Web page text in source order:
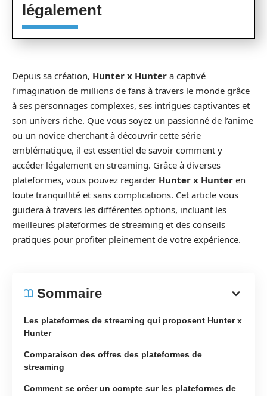
légalement
Depuis sa création, Hunter x Hunter a captivé
l’imagination de millions de fans à travers le monde grâce
à ses personnages complexes, ses intrigues captivantes et
son univers riche. Que vous soyez un passionné de l’anime
ou un novice cherchant à découvrir cette série
emblématique, il est essentiel de savoir comment y
accéder légalement en streaming. Grâce à diverses
plateformes, vous pouvez regarder Hunter x Hunter en
toute tranquillité et sans complications. Cet article vous
guidera à travers les différentes options, incluant les
meilleures plateformes de streaming et des conseils
pratiques pour profiter pleinement de votre expérience.
Sommaire
Les plateformes de streaming qui proposent Hunter x
Hunter
Comparaison des offres des plateformes de
streaming
Comment se créer un compte sur les plateformes de